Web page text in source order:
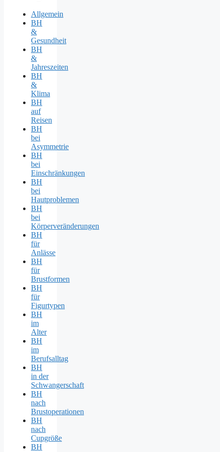
Allgemein
BH
&
Gesundheit
BH
&
Jahreszeiten
BH
&
Klima
BH
auf
Reisen
BH
bei
Asymmetrie
BH
bei
Einschränkungen
BH
bei
Hautproblemen
BH
bei
Körperveränderungen
BH
für
Anlässe
BH
für
Brustformen
BH
für
Figurtypen
BH
im
Alter
BH
im
Berufsalltag
BH
in der
Schwangerschaft
BH
nach
Brustoperationen
BH
nach
Cupgröße
BH